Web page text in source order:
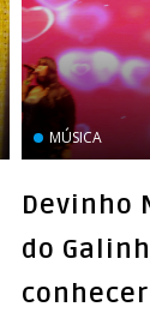
MÚSICA
Devinho
do